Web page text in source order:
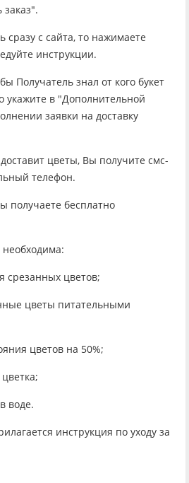
сразу с сайта, то нажимаете
инструкции.
Получатель знал от кого букет
укажите в "Дополнительной
заявки на доставку
цветы, Вы получите смс-
телефон.
получаете бесплатно
срезанных цветов;
цветы питательными
цветов на 50%;
воде.
инструкция по уходу за